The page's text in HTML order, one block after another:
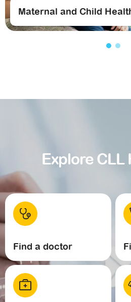
Maternal and Child
Explore CLL
Find a doctor